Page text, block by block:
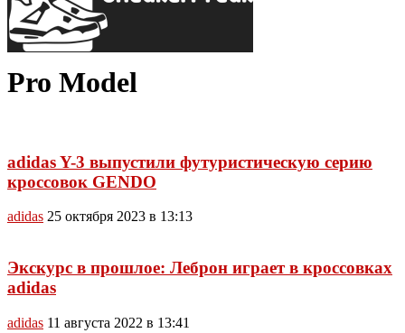
Pro Model
adidas Y-3 выпустили футуристическую серию
кроссовок GENDO
adidas 25 октября 2023 в 13:13
Экскурс в прошлое: Леброн играет в кроссовках
adidas
adidas 11 августа 2022 в 13:41